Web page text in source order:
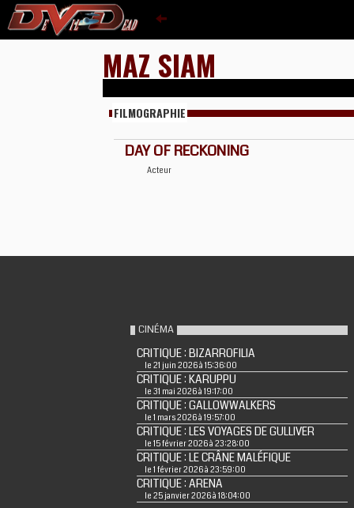
MAZ SIAM
FILMOGRAPHIE
DAY OF RECKONING
Acteur
CINÉMA
CRITIQUE : BIZARROFILIA
le 21 juin 2026 à 15:36:00
CRITIQUE : KARUPPU
le 31 mai 2026 à 19:17:00
CRITIQUE : GALLOWWALKERS
le 1 mars 2026 à 19:57:00
CRITIQUE : LES VOYAGES DE GULLIVER
le 15 février 2026 à 23:28:00
CRITIQUE : LE CRÂNE MALÉFIQUE
le 1 février 2026 à 23:59:00
CRITIQUE : ARENA
le 25 janvier 2026 à 18:04:00